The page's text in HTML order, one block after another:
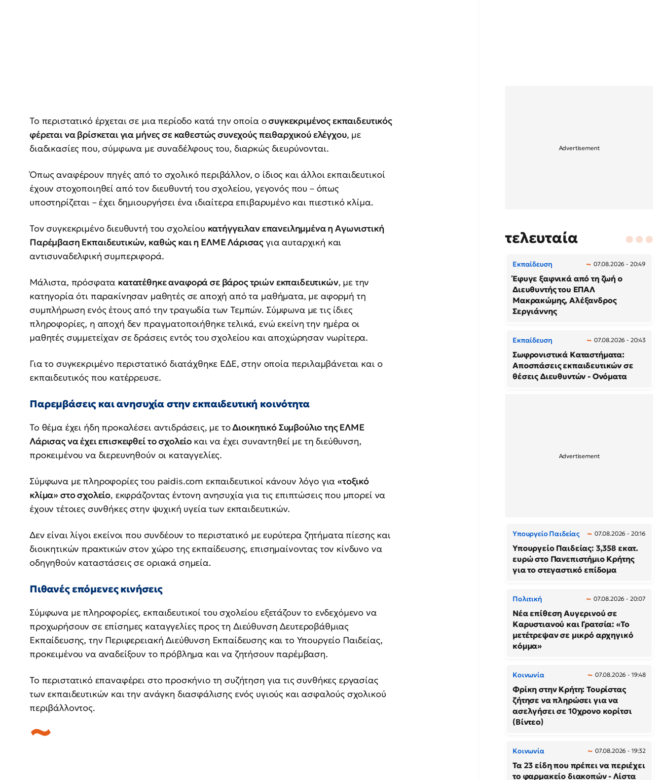
Το περιστατικό έρχεται σε μια περίοδο κατά την οποία οσυγκεκριμένος εκπαιδευτικός
φέρεται να βρίσκεται για μήνες σε καθεστώς συνεχούς πειθαρχικού ελέγχου, με
διαδικασίες που, σύμφωνα με συναδέλφους του, διαρκώς διευρύνονται.
Όπως αναφέρουν πηγές από το σχολικό περιβάλλον, ο ίδιος και άλλοι εκπαιδευτικοί
έχουν στοχοποιηθεί από τον διευθυντή του σχολείου, γεγονός που – όπως
υποστηρίζεται – έχει δημιουργήσει ένα ιδιαίτερα επιβαρυμένο και πιεστικό κλίμα.
Τον συγκεκριμένο διευθυντή του σχολείου κατήγγειλαν επανειλημμένα η Αγωνιστική
Παρέμβαση Εκπαιδευτικών, καθώς και η ΕΛΜΕ Λάρισας για αυταρχική και
αντισυναδελφική συμπεριφορά.
Μάλιστα, πρόσφατα κατατέθηκε αναφορά σε βάρος τριών εκπαιδευτικών, με την
κατηγορία ότι παρακίνησαν μαθητές σε αποχή από τα μαθήματα, με αφορμή τη
συμπλήρωση ενός έτους από την τραγωδία των Τεμπών. Σύμφωνα με τις ίδιες
πληροφορίες, η αποχή δεν πραγματοποιήθηκε τελικά, ενώ εκείνη την ημέρα οι
μαθητές συμμετείχαν σε δράσεις εντός του σχολείου και αποχώρησαν νωρίτερα.
Για το συγκεκριμένο περιστατικό διατάχθηκε ΕΔΕ, στην οποία περιλαμβάνεται και ο
εκπαιδευτικός που κατέρρευσε.
Παρεμβάσεις και ανησυχία στην εκπαιδευτική κοινότητα
Το θέμα έχει ήδη προκαλέσει αντιδράσεις, με τοΔιοικητικό Συμβούλιο της ΕΛΜΕ
Λάρισας να έχει επισκεφθεί το σχολείο και να έχει συναντηθεί με τη διεύθυνση,
προκειμένου να διερευνηθούν οι καταγγελίες.
Σύμφωνα με πληροφορίες του paidis.com εκπαιδευτικοί κάνουν λόγο για«τοξικό
κλίμα» στο σχολείο, εκφράζοντας έντονη ανησυχία για τις επιπτώσεις που μπορεί να
έχουν τέτοιες συνθήκες στην ψυχική υγεία των εκπαιδευτικών.
Δεν είναι λίγοι εκείνοι που συνδέουν το περιστατικό με ευρύτερα ζητήματα πίεσης και
διοικητικών πρακτικών στον χώρο της εκπαίδευσης, επισημαίνοντας τον κίνδυνο να
οδηγηθούν καταστάσεις σε οριακά σημεία.
Πιθανές επόμενες κινήσεις
Σύμφωνα με πληροφορίες, εκπαιδευτικοί του σχολείου εξετάζουν το ενδεχόμενο να
προχωρήσουν σε επίσημες καταγγελίες προς τη Διεύθυνση Δευτεροβάθμιας
Εκπαίδευσης, την Περιφερειακή Διεύθυνση Εκπαίδευσης και το Υπουργείο Παιδείας,
προκειμένου να αναδείξουν το πρόβλημα και να ζητήσουν παρέμβαση.
Το περιστατικό επαναφέρει στο προσκήνιο τη συζήτηση για τις συνθήκες εργασίας
των εκπαιδευτικών και την ανάγκη διασφάλισης ενός υγιούς και ασφαλούς σχολικού
περιβάλλοντος.
τελευταία
Εκπαίδευση 07.08.2026 - 20:49
Έφυγε ξαφνικά από τη ζωή ο
Διευθυντής του ΕΠΑΛ
Μακρακώμης, Αλέξανδρος
Σεργιάννης
Εκπαίδευση 07.08.2026 - 20:43
Σωφρονιστικά Καταστήματα:
Αποσπάσεις εκπαιδευτικών σε
θέσεις Διευθυντών - Ονόματα
Υπουργείο Παιδείας 07.08.2026 - 20:16
Υπουργείο Παιδείας: 3,358 εκατ.
ευρώ στο Πανεπιστήμιο Κρήτης
για το στεγαστικό επίδομα
Πολιτική 07.08.2026 - 20:07
Νέα επίθεση Αυγερινού σε
Καρυστιανού και Γρατσία: «Το
μετέτρεψαν σε μικρό αρχηγικό
κόμμα»
Κοινωνία 07.08.2026 - 19:48
Φρίκη στην Κρήτη: Τουρίστας
ζήτησε να πληρώσει για να
ασελγήσει σε 10χρονο κορίτσι
(Βίντεο)
Κοινωνία 07.08.2026 - 19:32
Τα 23 είδη που πρέπει να περιέχει
το φαρμακείο διακοπών - Λίστα